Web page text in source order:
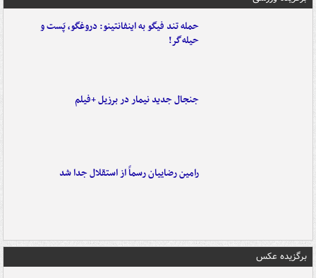
حمله تند فیگو به اینفانتینو: دروغگو، پَست‌ و
حیله‌گر!
جنجال جدید نیمار در برزیل +فیلم
رامین رضاییان رسماً از استقلال جدا شد
برگزیده عکس